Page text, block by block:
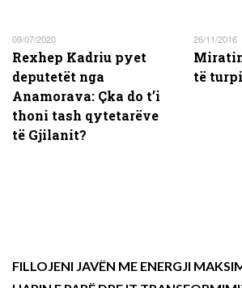
09/07/2020
Rexhep Kadriu pyet
deputetët nga
Anamorava: Çka do t’i
thoni tash qytetarëve
të Gjilanit?
26/11/2016
të
FILLOJENI JAVËN ME ENERGJI